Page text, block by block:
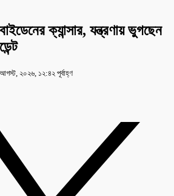
ক্যান্সার, যন্ত্রণায় ভুগছেন
আগস্ট, ২০২৬, ১২:৪২ পূর্বাহ্ণ